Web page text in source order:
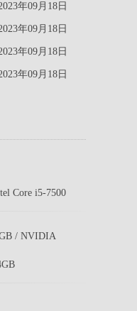
年09月18日
年09月18日
年09月18日
年09月18日
Core i5-7500
/ NVIDIA